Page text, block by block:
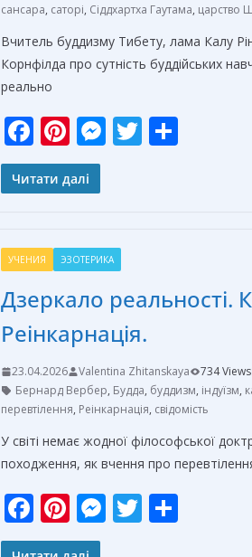
сансара, саторі, Сіддхартха Гаутама, царство
Вчитель буддизму Тибету, лама Калу
Корнфілда про сутність буддійських
реально
F
ac
e
o
o
k
Pi
nt
er
st
M
n
g
er
T
и
ь
Читати далі
УЧЕНИЯ ЭЗОТЕРИКА
Дзеркало реальності.
Реінкарнація.
23.04.2026 Valentina Zhitanskaya 734 Views
Бернард Вербер, Будда, буддизм, індуїзм,
перевтілення, Реінкарнація, свідомість
У світі немає жодної філософської
походження, як вчення про
F
ac
Pi
nt
M T